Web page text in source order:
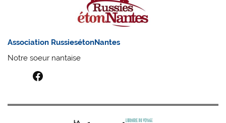
Association RussiesétonNantes
Notre soeur nantaise
Facebook